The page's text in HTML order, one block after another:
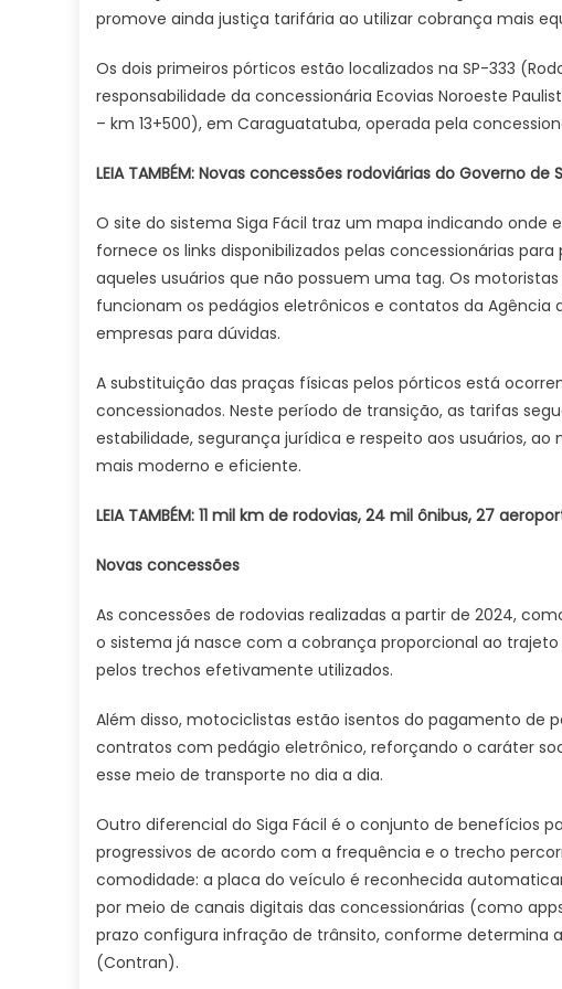
sobre
de
promove ainda justiça tarifária ao utilizar cobrança mais
Os dois primeiros pórticos estão localizados na SP-333
responsabilidade da concessionária Ecovias Noroeste
– km 13+500), em Caraguatatuba, operada pela
LEIA TAMBÉM: Novas concessões rodoviárias do Governo
O site do sistema Siga Fácil traz um mapa indicando onde
fornece os links disponibilizados pelas concessionárias
aqueles usuários que não possuem uma tag. Os
funcionam os pedágios eletrônicos e contatos da Agência
empresas para dúvidas.
A substituição das praças físicas pelos pórticos está
concessionados. Neste período de transição, as tarifas
estabilidade, segurança jurídica e respeito aos usuários,
mais moderno e eficiente.
LEIA TAMBÉM: 11 mil km de rodovias, 24 mil ônibus, 27
Novas concessões
As concessões de rodovias realizadas a partir de 2024,
o sistema já nasce com a cobrança proporcional ao
pelos trechos efetivamente utilizados.
Além disso, motociclistas estão isentos do pagamento de
contratos com pedágio eletrônico, reforçando o caráter
esse meio de transporte no dia a dia.
Outro diferencial do Siga Fácil é o conjunto de benefícios
progressivos de acordo com a frequência e o trecho
comodidade: a placa do veículo é reconhecida
por meio de canais digitais das concessionárias (como
prazo configura infração de trânsito, conforme determina
(Contran).